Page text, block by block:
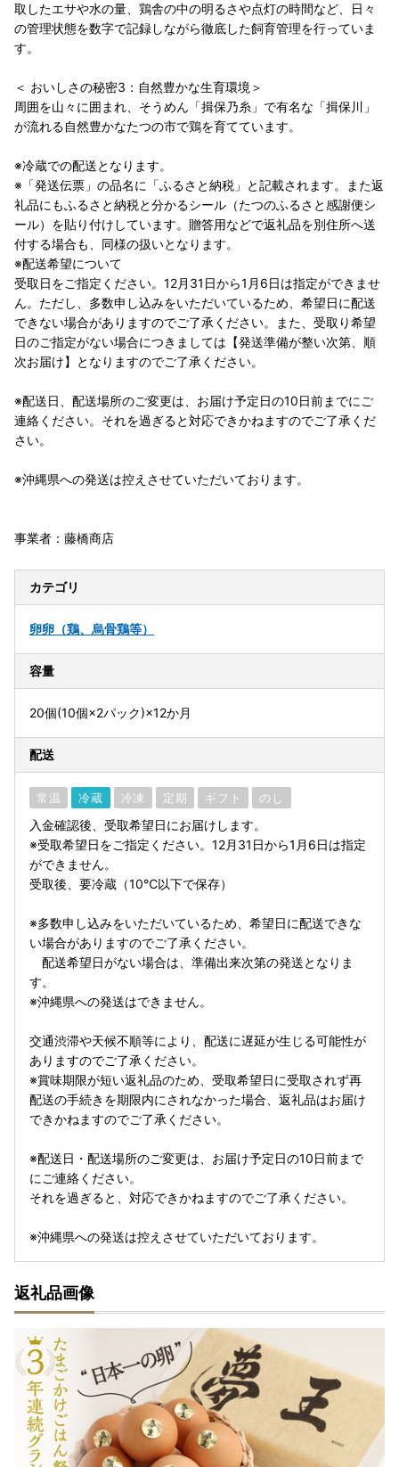
取したエサや水の量、鶏舎の中の明るさや点灯の時間など、日々
の管理状態を数字で記録しながら徹底した飼育管理を行っていま
す。
＜ おいしさの秘密3：自然豊かな生育環境＞
周囲を山々に囲まれ、そうめん「揖保乃糸」で有名な「揖保川」
が流れる自然豊かなたつの市で鶏を育てています。
※冷蔵での配送となります。
※「発送伝票」の品名に「ふるさと納税」と記載されます。また返
礼品にもふるさと納税と分かるシール（たつのふるさと感謝便シ
ール）を貼り付けしています。贈答用などで返礼品を別住所へ送
付する場合も、同様の扱いとなります。
※配送希望について
受取日をご指定ください。12月31日から1月6日は指定ができませ
ん。ただし、多数申し込みをいただいているため、希望日に配送
できない場合がありますのでご了承ください。また、受取り希望
日のご指定がない場合につきましては【発送準備が整い次第、順
次お届け】となりますのでご了承ください。
※配送日、配送場所のご変更は、お届け予定日の10日前までにご
連絡ください。それを過ぎると対応できかねますのでご了承くだ
さい。
※沖縄県への発送は控えさせていただいております。
事業者：藤橋商店
カテゴリ
卵卵（鶏、烏骨鶏等）
容量
20個(10個×2パック)×12か月
配送
常温 冷蔵 冷凍 定期 ギフト のし
入金確認後、受取希望日にお届けします。
※受取希望日をご指定ください。12月31日から1月6日は指定
ができません。
受取後、要冷蔵（10℃以下で保存）
※多数申し込みをいただいているため、希望日に配送できな
い場合がありますのでご了承ください。
配送希望日がない場合は、準備出来次第の発送となりま
す。
※沖縄県への発送はできません。
交通渋滞や天候不順等により、配送に遅延が生じる可能性が
ありますのでご了承ください。
※賞味期限が短い返礼品のため、受取希望日に受取されず再
配送の手続きを期限内にされなかった場合、返礼品はお届け
できかねますのでご了承ください。
※配送日・配送場所のご変更は、お届け予定日の10日前まで
にご連絡ください。
それを過ぎると、対応できかねますのでご了承ください。
※沖縄県への発送は控えさせていただいております。
返礼品画像